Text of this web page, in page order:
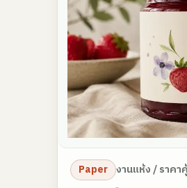
Paper งานแห้ง / ราคา